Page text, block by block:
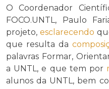
O Coordenador
FOCO.UNTL, Paulo
projeto, esclarecendo
que resulta da
palavras Formar,
a UNTL, e que tem por
alunos da UNTL, bem